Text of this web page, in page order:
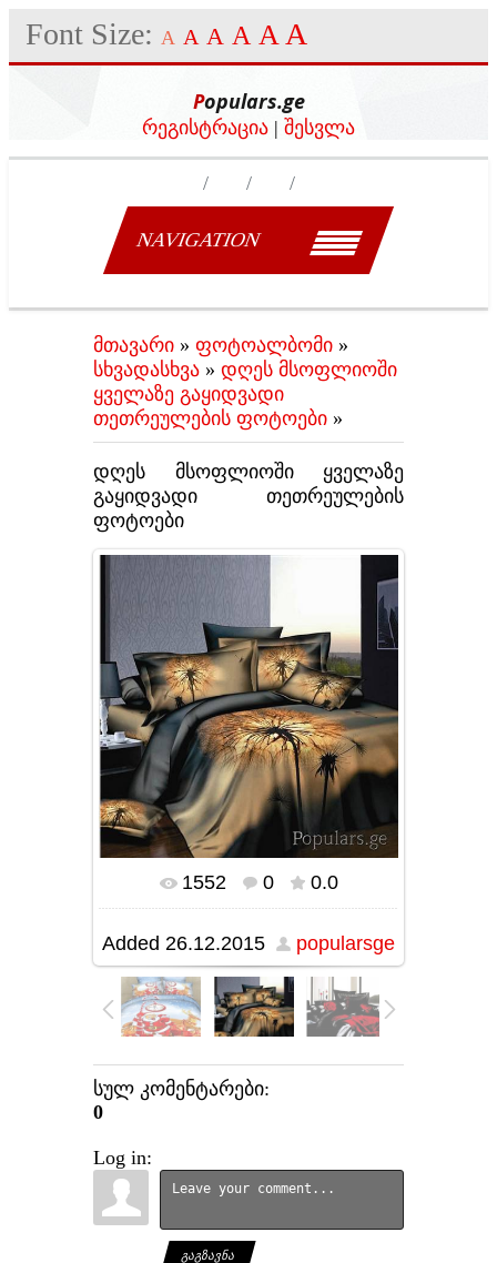
Font Size: A A A A A A
Populars.ge
რეგისტრაცია | შესვლა
NAVIGATION
მთავარი » ფოტოალბომი »
სხვადასხვა » დღეს მსოფლიოში
ყველაზე გაყიდვადი
თეთრეულების ფოტოები »
დღეს მსოფლიოში ყველაზე
გაყიდვადი თეთრეულების
ფოტოები
In real size 594x599/ 325.1Kb
1552 0 0.0
Added 26.12.2015 popularsge
სულ კომენტარები:
0
Log in:
ᲒᲐᲒᲖᲐᲕᲜᲐ